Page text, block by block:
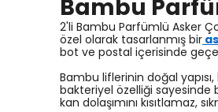
Bambu
2'li Bambu Parfümlü Asker
özel olarak tasarlanmış bir
bot ve postal içerisinde
Bambu liflerinin doğal
bakteriyel özelliği sayesinde
kan dolaşımını